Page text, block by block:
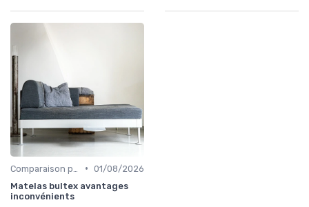
• 01/08/2026
Matelas bultex avantages
inconvénients